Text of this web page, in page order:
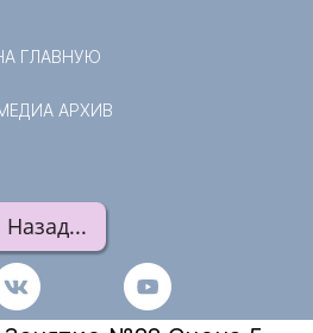
ГЛАВНУЮ
АРХИВ
Назад...